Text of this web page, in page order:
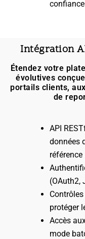
Intégration
Étendez votre
évolutives
portails clients,
de
API
données
référence
(OAuth2,
protéger
Accès
mode